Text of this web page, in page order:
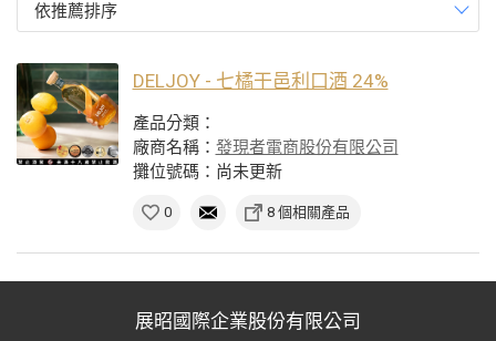
依推薦排序
DELJOY - 七橘干邑利口酒 24%
產品分類：
廠商名稱： 發現者電商股份有限公司
攤位號碼：尚未更新
0 8 個相關產品
展昭國際企業股份有限公司